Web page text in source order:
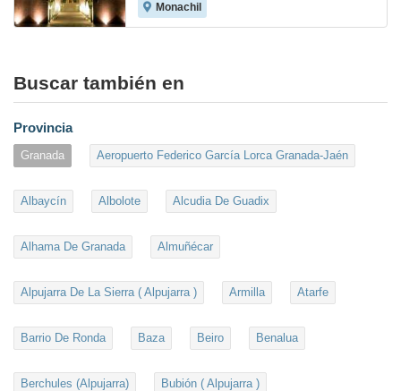
Monachil
Buscar también en
Provincia
Granada Aeropuerto Federico García Lorca Granada-Jaén
Albaycín Albolote Alcudia De Guadix
Alhama De Granada Almuñécar
Alpujarra De La Sierra ( Alpujarra ) Armilla Atarfe
Barrio De Ronda Baza Beiro Benalua
Berchules (Alpujarra) Bubión ( Alpujarra )